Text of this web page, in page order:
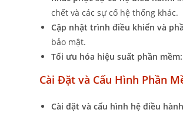
chết và các sự cố hệ thống khác.
Cập nhật trình điều khiển và
bảo mật.
Tối ưu hóa hiệu suất phần mềm:
Cài Đặt và Cấu Hình Phần
Cài đặt và cấu hình hệ điều